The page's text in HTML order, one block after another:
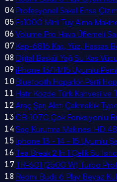
04 Profesyönel Sakal Ense
05 Fs1000 Mini Tüy Alma
06 Volume Pro Hava Üflemeli
07Kep-6816 Kaş, Yüz, Hassas
08 Dijital Baskül Yağ Su Kas
09 iPhone 13/14/15 Uyumlu
10Bluetooth Hoparlör Parti
11 Hatır Közde Türk Kahvesi
12 Araç Şarj Aleti Çakmaklık
13 CB-107C Çok Fonksiyonlu
14Saç Kurutma Makinesi HD
15 Iphone 13 - 14 - 15 Uyumlu
16 Tea Break 2 In 1 Çelik Su
17TR-601 (2500 W) Turbo
18 Redmi Buds 6 Play Beyaz